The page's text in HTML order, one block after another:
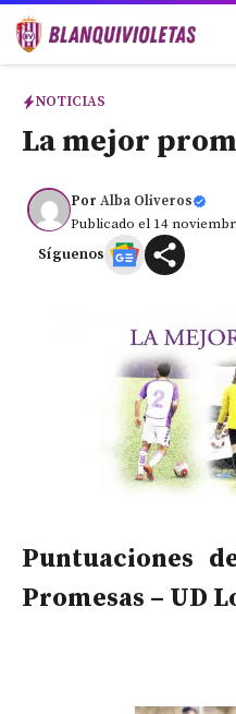
Saltar
NOTICIAS
La mejor
Por Alba Oliveros
Publicado el 14
Síguenos
Puntuaciones
Promesas – UD